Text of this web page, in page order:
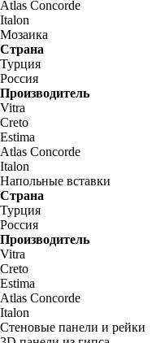
Atlas Concorde
Italon
Мозаика
Страна
Турция
Россия
Производитель
Vitra
Creto
Estima
Atlas Concorde
Italon
Напольные вставки
Страна
Турция
Россия
Производитель
Vitra
Creto
Estima
Atlas Concorde
Italon
Стеновые панели и рейки